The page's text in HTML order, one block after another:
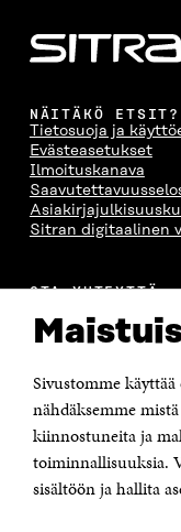
Sivustomme käyttää
nähdäksemme
kiinnostuneita ja
toiminnallisuuksia.
sisältöön ja hallita
NÄITÄKÖ ETSIT?
Tietosuoja ja
Evästeasetukset
Ilmoituskanava
Sitran digitaalinen
OTA YHTEYTTÄ
Itämerenkatu 11-
00181 Helsinki
Puhelin +358 294
Sähköpostiosoite
Saapumisohjeet
Y-tunnus 0202132-